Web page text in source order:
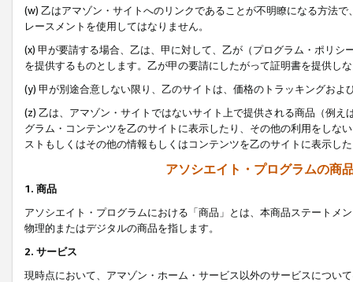
(w) 乙はアマゾン・サイトへのリンクであることが不明瞭になる方法
レースメントを使用してはなりません。
(x) 甲が要請する場合、乙は、甲に対して、乙が（プログラム・ポリ
を提供するものとします。乙が甲の要請にしたがって証明書を提供し
(y) 甲が別途合意しない限り、乙のサイトは、価格のトラッキングお
(z) 乙は、アマゾン・サイトではないサイト上で提供される商品（例
グラム・コンテンツを乙のサイトに表示したり、その他の利用をしな
ストもしくはその他の情報もしくはコンテンツを乙のサイトに表示し
アソシエイト・プログラムの商
1. 商品
アソシエイト・プログラムにおける「商品」とは、本商品ステートメ
物理的またはデジタルの商品を指します。
2. サービス
現時点において、アマゾン・ホーム・サービス以外のサービスについ